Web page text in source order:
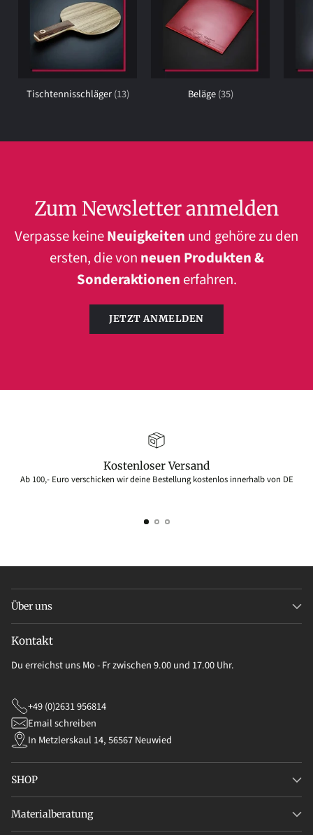
Tischtennisschläger(13) Beläge(35)
Zum Newsletter anmelden
Verpasse keineNeuigkeiten und gehöre zu den
ersten, die von neuen Produkten &
Sonderaktionen erfahren.
JETZT ANMELDEN
Kostenloser Versand
Ab 100,- Euro verschicken wir deine Bestellung kostenlos innerhalb von DE
Über uns
Kontakt
Du erreichst uns Mo - Fr zwischen 9.00 und 17.00 Uhr.
+49 (0)2631 956814
Email schreiben
In Metzlerskaul 14, 56567 Neuwied
SHOP
Materialberatung